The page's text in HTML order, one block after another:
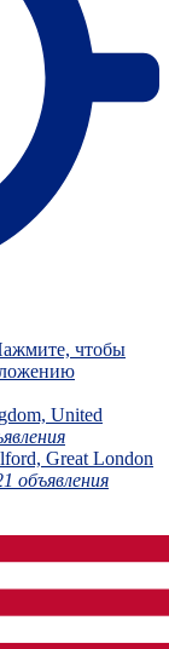
чтобы
United
Great London
объявления